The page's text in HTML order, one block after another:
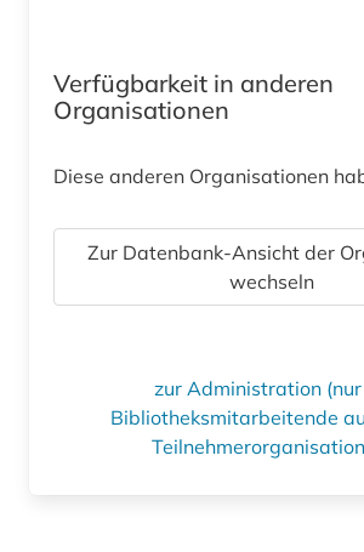
Verfügbarkeit in anderen
Organisationen
Diese anderen Organisationen
Zur Datenbank-Ansicht der
wechseln
zur Administration
Bibliotheksmitarbeitende